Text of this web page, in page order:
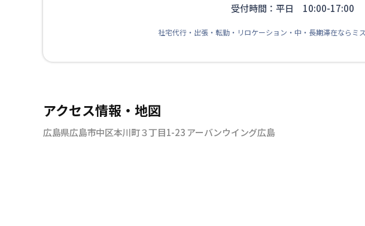
受付時間：平日 10:00-17:00
社宅代行・出張・転勤・リロケーション・中・長期滞在なら
アクセス情報・地図
広島県広島市中区本川町３丁目1-23 アーバンウイング広島